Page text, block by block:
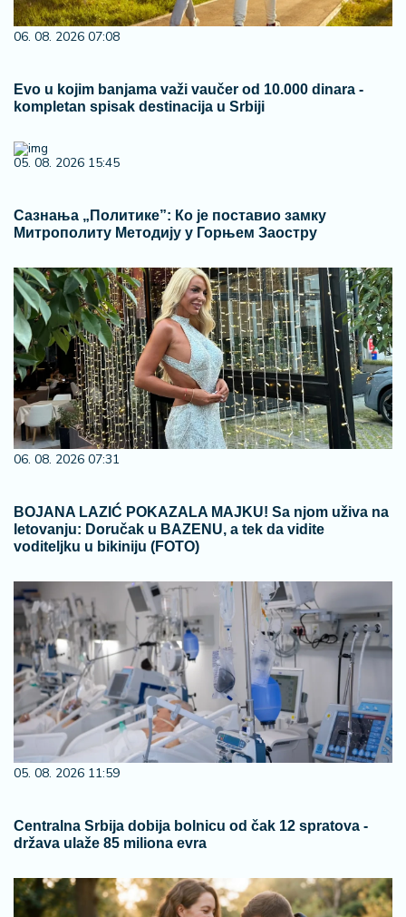
06. 08. 2026 07:08
Evo u kojim banjama važi vaučer od 10.000 dinara -
kompletan spisak destinacija u Srbiji
05. 08. 2026 15:45
Сазнања „Политике”: Ко је поставио замку
Митрополиту Методију у Горњем Заостру
06. 08. 2026 07:31
BOJANA LAZIĆ POKAZALA MAJKU! Sa njom uživa na
letovanju: Doručak u BAZENU, a tek da vidite
voditeljku u bikiniju (FOTO)
05. 08. 2026 11:59
Centralna Srbija dobija bolnicu od čak 12 spratova -
država ulaže 85 miliona evra